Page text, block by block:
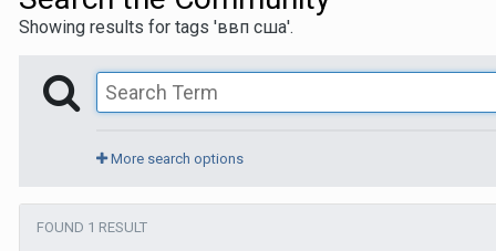
Showing results for tags 'ввп сша'.
More search options
FOUND 1 RESULT